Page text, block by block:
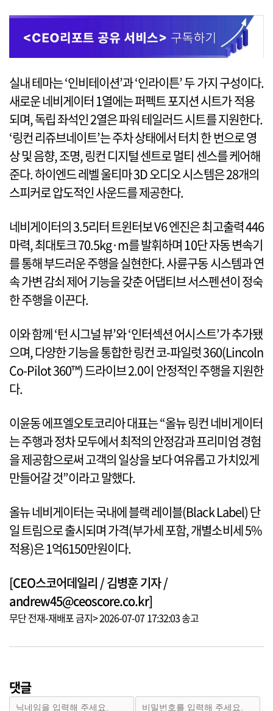
실내 테마는 ‘인비테이션’과 ‘인라이튼’ 두 가지 구성이다.
새로운 네비게이터 1열에는 퍼펙트 포지션 시트가 적용
되며, 독립 좌석인 2열은 파워 테일러드 시트를 지원한다.
‘링컨 리쥬브네이트’는 주차 상태에서 터치 한 번으로 영
상 및 음향, 조명, 링컨 디지털 센트로 멀티 센스를 케어해
준다. 하이엔드 레벨 울티마 3D 오디오 시스템은 28개의
스피커로 압도적인 사운드를 제공한다.
네비게이터의 3.5리터 트윈터보 V6 엔진은 최고출력 446
마력, 최대토크 70.5kg·m를 발휘하며 10단 자동 변속기
를 통해 부드러운 주행을 실현한다. 사륜구동 시스템과 연
속 가변 감쇠 제어 기능을 갖춘 어댑티브 서스펜션이 정숙
한 주행을 이끈다.
이와 함께 ‘턴 시그널 뷰’와 ‘인터섹션 어시스트’가 추가됐
으며, 다양한 기능을 통합한 링컨 코-파일럿 360(Lincoln
Co-Pilot 360™) 드라이브 2.0이 안정적인 주행을 지원한
다.
이윤동 에프엘오토코리아 대표는 “올뉴 링컨 네비게이터
는 주행과 정차 모두에서 최적의 안정감과 프리미엄 경험
을 제공함으로써 고객의 일상을 보다 여유롭고 가치있게
만들어갈 것”이라고 말했다.
올뉴 네비게이터는 국내에 블랙 레이블(Black Label) 단
일 트림으로 출시되며 가격(부가세 포함, 개별소비세 5%
적용)은 1억6150만원이다.
[CEO스코어데일리 / 김병훈 기자 /
andrew45@ceoscore.co.kr]
무단 전재-재배포 금지> 2026-07-07 17:32:03 송고
댓글